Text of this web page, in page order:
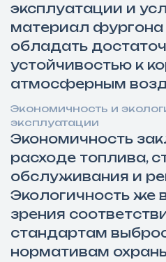
эксплуатации и
материал
обладать
устойчивостью к
атмосферным
Экономичность и
эксплуатации
Экономичность
расходе топлива,
обслуживания и
Экологичность же
зрения
стандартам
нормативам